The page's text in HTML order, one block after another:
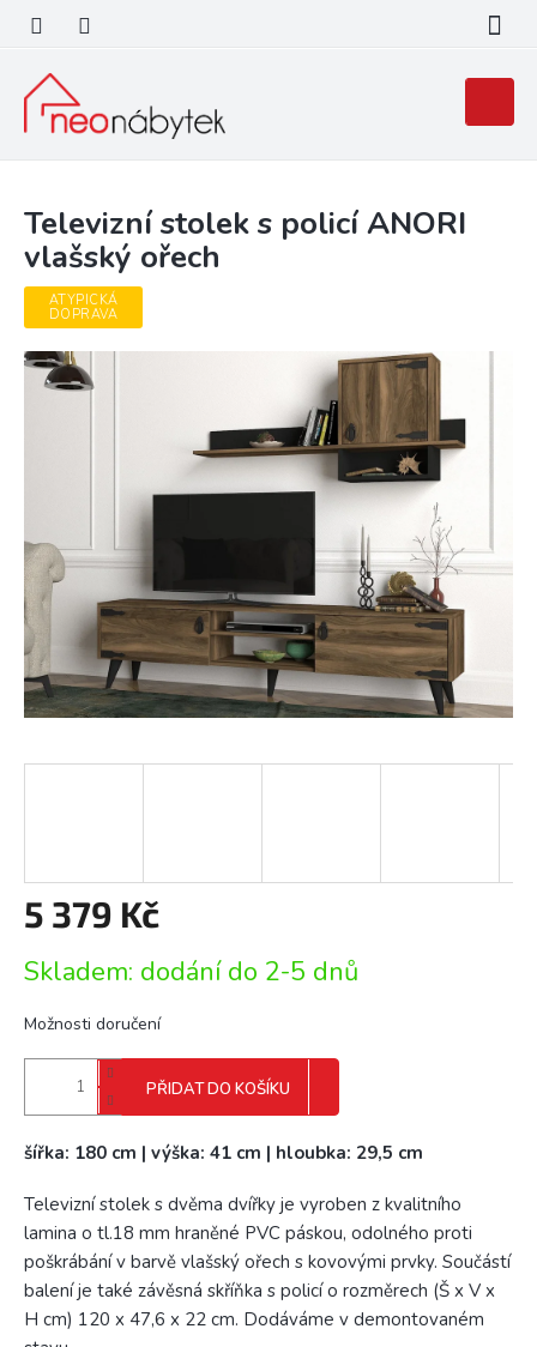
obsah
košík
Televizní stolek s policí ANORI
vlašský ořech
ATYPICKÁ
DOPRAVA
5 379 Kč
cena:
Skladem: dodání do 2-5 dnů
Možnosti doručení
PŘIDAT DO KOŠÍKU
šířka: 180 cm | výška: 41 cm | hloubka: 29,5 cm
Televizní stolek s dvěma dvířky je vyroben z kvalitního
lamina o tl.18 mm hraněné PVC páskou, odolného proti
poškrábání v barvě vlašský ořech s kovovými prvky. Součástí
balení je také závěsná skříňka s policí o rozměrech (Š x V x
H cm) 120 x 47,6 x 22 cm. Dodáváme v demontovaném